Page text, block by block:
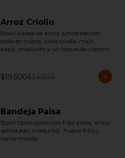
Arroz Criollo
Bowl a base de arroz achiotado con
pollo en cubos, salsa criolla, maíz,
papa, madurito y un toque de cilantro.
$19.500$34.500
Bandeja Paisa
Bowl típico paisa con fríjol paisa, arroz
achiotado, madurito,  huevo frito y
carne molida.